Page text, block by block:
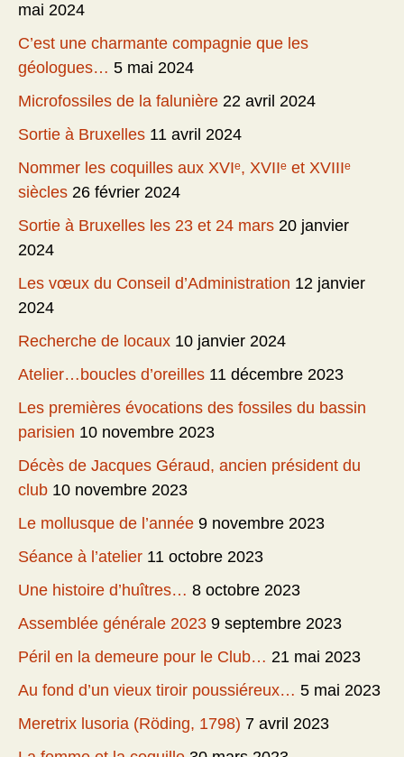
mai 2024
C’est une charmante compagnie que les
géologues… 5 mai 2024
Microfossiles de la falunière 22 avril 2024
Sortie à Bruxelles 11 avril 2024
Nommer les coquilles aux XVIᵉ, XVIIᵉ et XVIIIᵉ
siècles 26 février 2024
Sortie à Bruxelles les 23 et 24 mars 20 janvier
2024
Les vœux du Conseil d’Administration 12 janvier
2024
Recherche de locaux 10 janvier 2024
Atelier…boucles d’oreilles 11 décembre 2023
Les premières évocations des fossiles du bassin
parisien 10 novembre 2023
Décès de Jacques Géraud, ancien président du
club 10 novembre 2023
Le mollusque de l’année 9 novembre 2023
Séance à l’atelier 11 octobre 2023
Une histoire d’huîtres… 8 octobre 2023
Assemblée générale 2023 9 septembre 2023
Péril en la demeure pour le Club… 21 mai 2023
Au fond d’un vieux tiroir poussiéreux… 5 mai 2023
Meretrix lusoria (Röding, 1798) 7 avril 2023